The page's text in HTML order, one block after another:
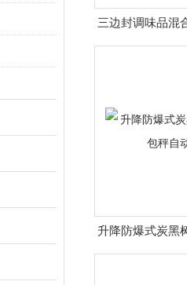
三边封调味品混
式包
升降防爆式炭黑
自动